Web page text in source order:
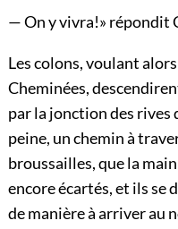
— On y vivra!» répondit
Les colons, voulant
Cheminées,
par la jonction des rives
peine, un chemin à
broussailles, que la
encore écartés, et ils
de manière à arriver au